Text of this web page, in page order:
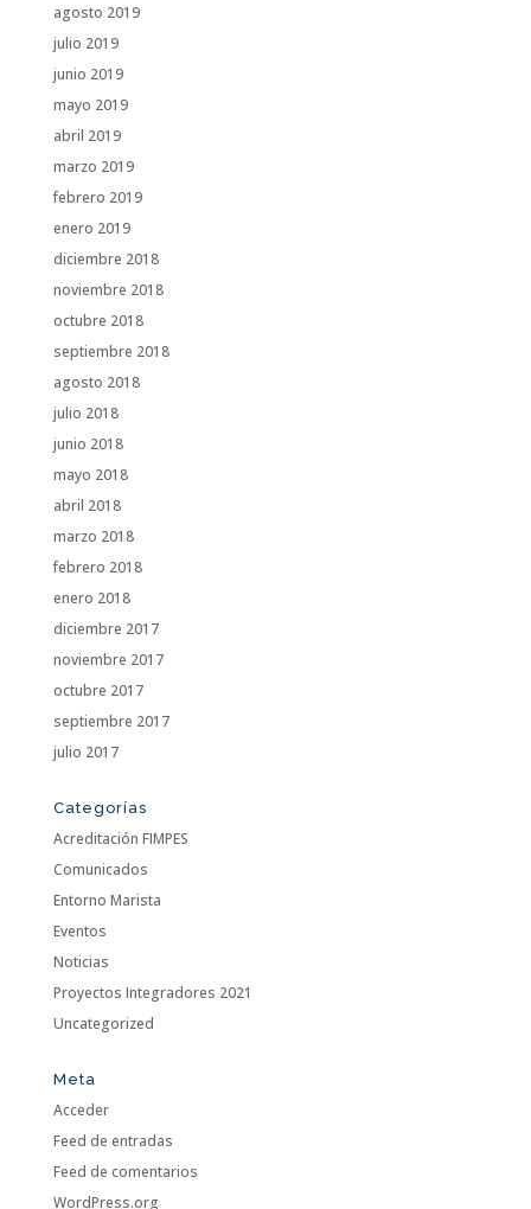
agosto 2019
julio 2019
junio 2019
mayo 2019
abril 2019
marzo 2019
febrero 2019
enero 2019
diciembre 2018
noviembre 2018
octubre 2018
septiembre 2018
agosto 2018
julio 2018
junio 2018
mayo 2018
abril 2018
marzo 2018
febrero 2018
enero 2018
diciembre 2017
noviembre 2017
octubre 2017
septiembre 2017
julio 2017
Categorías
Acreditación FIMPES
Comunicados
Entorno Marista
Eventos
Noticias
Proyectos Integradores 2021
Uncategorized
Meta
Acceder
Feed de entradas
Feed de comentarios
WordPress.org